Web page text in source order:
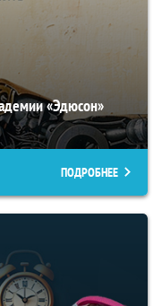
«Эдюсон»
ПОДРОБНЕЕ